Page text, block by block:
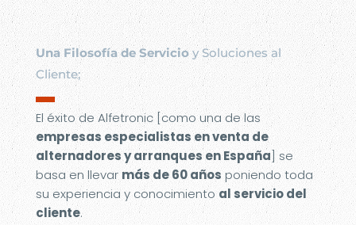
Una Filosofía de Servicioy Soluciones al
Cliente;
▬
El éxito de Alfetronic [como una de las
empresas especialistas en venta de
alternadores y arranques en España] se
basa en llevarmás de 60 añosponiendo toda
su experiencia y conocimiento al servicio del
cliente.